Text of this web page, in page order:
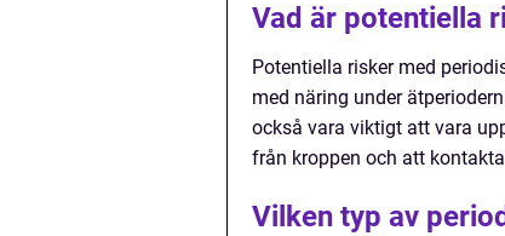
Vad är potentiella
Potentiella risker med
med näring under
också vara viktigt att vara
från kroppen och att
Vilken typ av